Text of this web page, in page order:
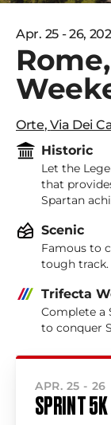
Apr. 25 - 26,
Orte,Via Dei
Historic
Let the
that
Spartan
Scenic
Famous to
tough track.
Trifecta
Complete a
to conquer
APR. 25 - 26
SPRINT